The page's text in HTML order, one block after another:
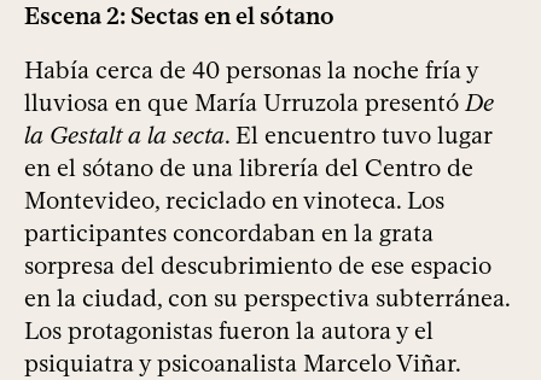
Escena 2: Sectas en el sótano
Había cerca de 40 personas la noche fría y
lluviosa en que María Urruzola presentó De
la Gestalt a la secta. El encuentro tuvo lugar
en el sótano de una librería del Centro de
Montevideo, reciclado en vinoteca. Los
participantes concordaban en la grata
sorpresa del descubrimiento de ese espacio
en la ciudad, con su perspectiva subterránea.
Los protagonistas fueron la autora y el
psiquiatra y psicoanalista Marcelo Viñar.